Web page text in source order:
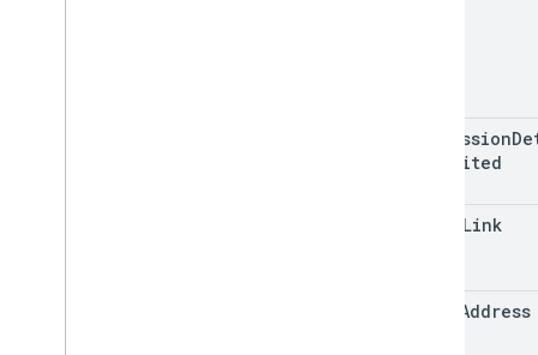
permission
inherited
Link
Address